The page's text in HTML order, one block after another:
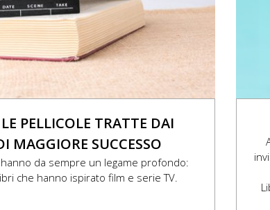
PELLICOLE TRATTE DAI
MAGGIORE SUCCESSO
da sempre un legame profondo:
che hanno ispirato film e serie TV.